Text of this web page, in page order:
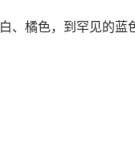
橘色，到罕见的蓝